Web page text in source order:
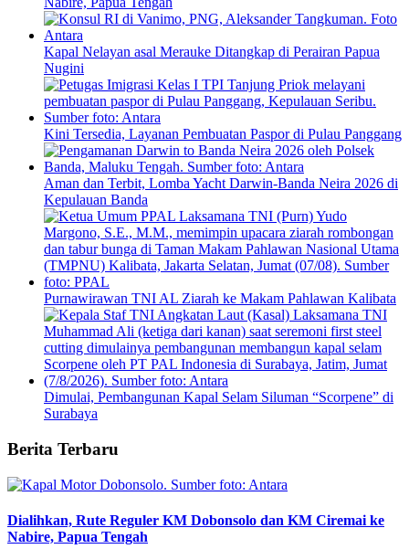
Kapal Nelayan asal Merauke Ditangkap di Perairan Papua
Nugini
Kini Tersedia, Layanan Pembuatan Paspor di Pulau Panggang
Aman dan Terbit, Lomba Yacht Darwin-Banda Neira 2026 di
Kepulauan Banda
Purnawirawan TNI AL Ziarah ke Makam Pahlawan Kalibata
Dimulai, Pembangunan Kapal Selam Siluman “Scorpene” di
Surabaya
Berita Terbaru
Dialihkan, Rute Reguler KM Dobonsolo dan KM Ciremai ke
Nabire, Papua Tengah